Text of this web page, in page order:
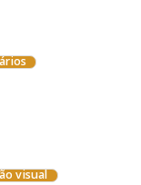
visual